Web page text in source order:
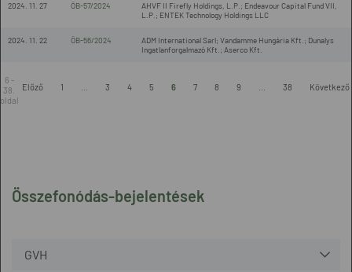
Összefonódás-bejelentések
GVH
2024. 11. 27 ÖB-57/2024
AHVF II Firefly Holdings, L.P.; Endeavour Capital Fund VII,
L.P.; ENTEK Technology Holdings LLC
2024. 11. 22 ÖB-56/2024
ADM International Sarl; Vandamme Hungária Kft.; Dunalys
Ingatlanforgalmazó Kft.; Aserco Kft.
6 -
38.
oldal
Előző 1 3 4 5 6 7 8 9 38 Következő